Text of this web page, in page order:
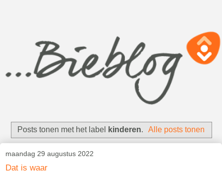
Posts tonen met het label kinderen. Alle posts tonen
maandag 29 augustus 2022
Dat is waar